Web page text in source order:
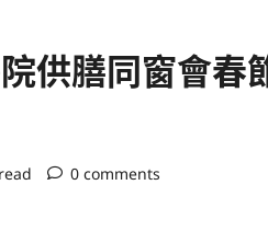
供膳同窗會春
0 comments